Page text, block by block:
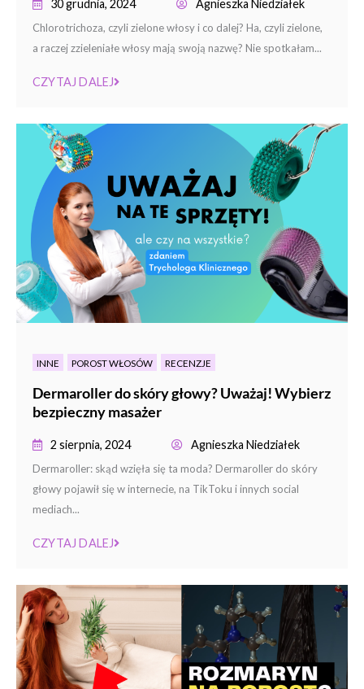
30 grudnia, 2024 Agnieszka Niedziałek
Chlorotrichoza, czyli zielone włosy i co dalej? Ha, czyli zielone,
a raczej zzieleniałe włosy mają swoją nazwę? Nie spotkałam...
CZYTAJ DALEJ
INNE POROST WŁOSÓW RECENZJE
Dermaroller do skóry głowy? Uważaj! Wybierz
bezpieczny masażer
2 sierpnia, 2024 Agnieszka Niedziałek
Dermaroller: skąd wzięła się ta moda? Dermaroller do skóry
głowy pojawił się w internecie, na TikToku i innych social
mediach...
CZYTAJ DALEJ